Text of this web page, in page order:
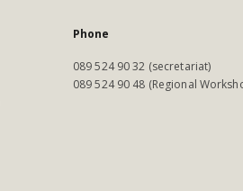
Phone
089 524 90 32 (secretariat)
089 524 90 48 (Regional